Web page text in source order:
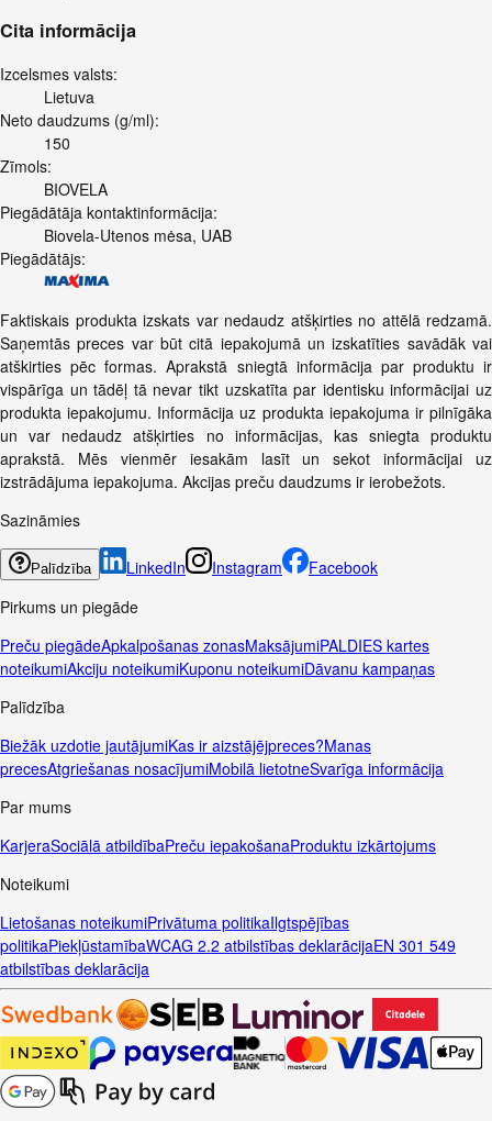
Cita informācija
Izcelsmes valsts:
Lietuva
Neto daudzums (g/ml):
150
Zīmols:
BIOVELA
Piegādātāja kontaktinformācija:
Biovela-Utenos mėsa, UAB
Piegādātājs:
Faktiskais produkta izskats var nedaudz atšķirties no attēlā redzamā.
Saņemtās preces var būt citā iepakojumā un izskatīties savādāk vai
atškirties pēc formas. Aprakstā sniegtā informācija par produktu ir
vispārīga un tādēļ tā nevar tikt uzskatīta par identisku informācijai uz
produkta iepakojumu. Informācija uz produkta iepakojuma ir pilnīgāka
un var nedaudz atšķirties no informācijas, kas sniegta produktu
aprakstā. Mēs vienmēr iesakām lasīt un sekot informācijai uz
izstrādājuma iepakojuma. Akcijas preču daudzums ir ierobežots.
Sazināmies
Palīdzība LinkedIn Instagram
Facebook
Pirkums un piegāde
Preču piegādeApkalpošanas zonasMaksājumiPALDIES kartes
noteikumiAkciju noteikumiKuponu noteikumiDāvanu kampaņas
Palīdzība
Biežāk uzdotie jautājumiKas ir aizstājējpreces?Manas
precesAtgriešanas nosacījumiMobilā lietotneSvarīga informācija
Par mums
KarjeraSociālā atbildībaPreču iepakošanaProduktu izkārtojums
Noteikumi
Lietošanas noteikumiPrivātuma politikaIlgtspējības
politikaPiekļūstamībaWCAG 2.2 atbilstības deklarācijaEN 301 549
atbilstības deklarācija